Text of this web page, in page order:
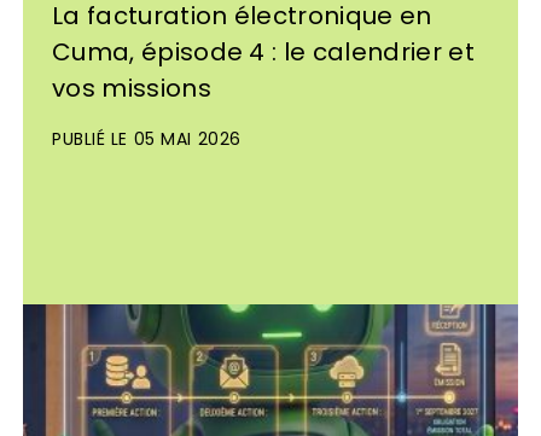
La facturation électronique en
Cuma, épisode 4 : le calendrier et
vos missions
PUBLIÉ LE 05 MAI 2026